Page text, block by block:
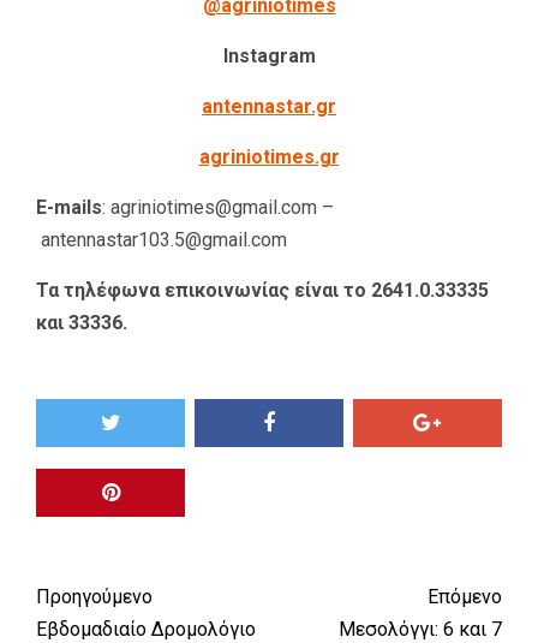
@agriniotimes
Instagram
antennastar.gr
agriniotimes.gr
E-mails: agriniotimes@gmail.com –
antennastar103.5@gmail.com
Τα τηλέφωνα επικοινωνίας είναι το 2641.0.33335
και 33336.
Προηγούμενο
Εβδομαδιαίο Δρομολόγιο
Επόμενο
Μεσολόγγι: 6 και 7